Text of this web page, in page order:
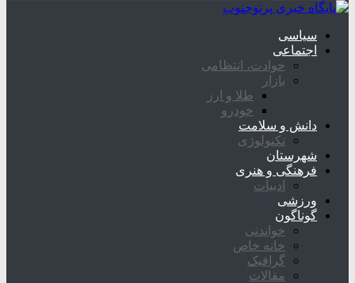
سیاسی
اجتماعی
حوادث، انتظامی
بازار
طلا و ارز
خودرو
دانش و سلامت
تکنولوژی
شهرستان
فرهنگی و هنری
ادبیات
ورزشی
گوناگون
خواندنی
خانه خاص
گرافیک
مقالات